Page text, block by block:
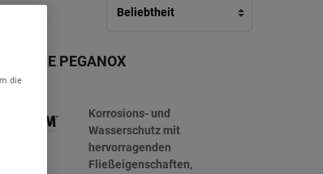
PEGANOX
Korrosions- und
Wasserschutz mit
hervorragenden
Fließeigenschaften,
die